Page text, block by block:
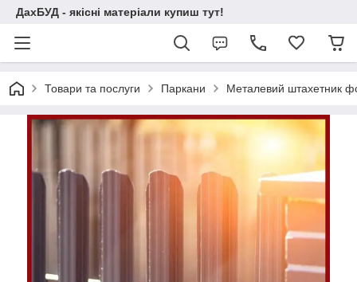
ДахБУД - якісні матеріали купиш тут!
Товари та послуги Паркани Металевий штахетник